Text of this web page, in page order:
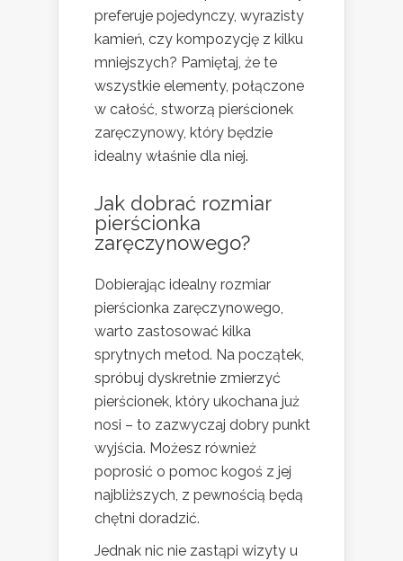
preferuje pojedynczy, wyrazisty
kamień, czy kompozycję z kilku
mniejszych? Pamiętaj, że te
wszystkie elementy, połączone
w całość, stworzą pierścionek
zaręczynowy, który będzie
idealny właśnie dla niej.
Jak dobrać rozmiar
pierścionka
zaręczynowego?
Dobierając idealny rozmiar
pierścionka zaręczynowego,
warto zastosować kilka
sprytnych metod. Na początek,
spróbuj dyskretnie zmierzyć
pierścionek, który ukochana już
nosi – to zazwyczaj dobry punkt
wyjścia. Możesz również
poprosić o pomoc kogoś z jej
najbliższych, z pewnością będą
chętni doradzić.
Jednak nic nie zastąpi wizyty u